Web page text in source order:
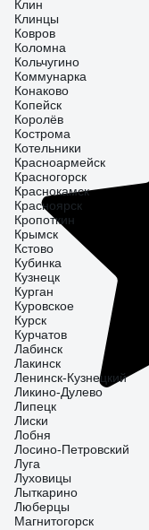
Клин
Клинцы
Ковров
Коломна
Кольчугино
Коммунарка
Конаково
Копейск
Королёв
Кострома
Котельники
Красноармейск
Красногорск
Краснокамск
Красноярск
Кропоткин
Крымск
Кстово
Кубинка
Кузнецк
Курган
Куровское
Курск
Курчатов
Лабинск
Лакинск
Ленинск-Кузнецкий
Ликино-Дулево
Липецк
Лиски
Лобня
Лосино-Петровский
Луга
Луховицы
Лыткарино
Люберцы
Магнитогорск